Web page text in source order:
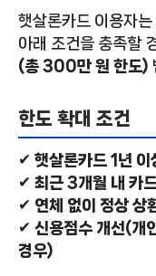
햇살론카드 이용자
아래 조건을 충족할
(총 300만 원 한도)
한도 확대 조건
✔ 햇살론카드 1년 이
✔ 최근 3개월 내 카
✔ 연체 없이 정상 상
✔ 신용점수 개선(개
경우)